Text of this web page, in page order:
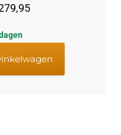
Huidige
is:
€279,95.